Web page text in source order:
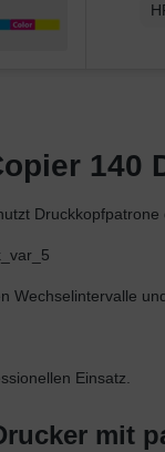
Druckkopfpatrone
Wechselintervalle
Einsatz.
mit